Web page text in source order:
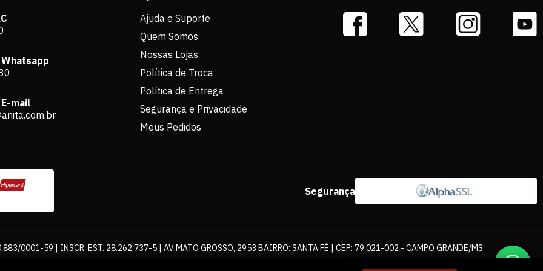
mail
Ajuda e Suporte
Quem Somos
Nossas Lojas
Política de Troca
Política de Entrega
Segurança e Privacidade
Meus Pedidos
Segurança
0001-59 | INSCR. EST. 28.262.737-5 | AV MATO GROSSO, 2953 BAIRRO: SANTA FÉ | CEP: 79.021-002 - CAMPO GRANDE/MS